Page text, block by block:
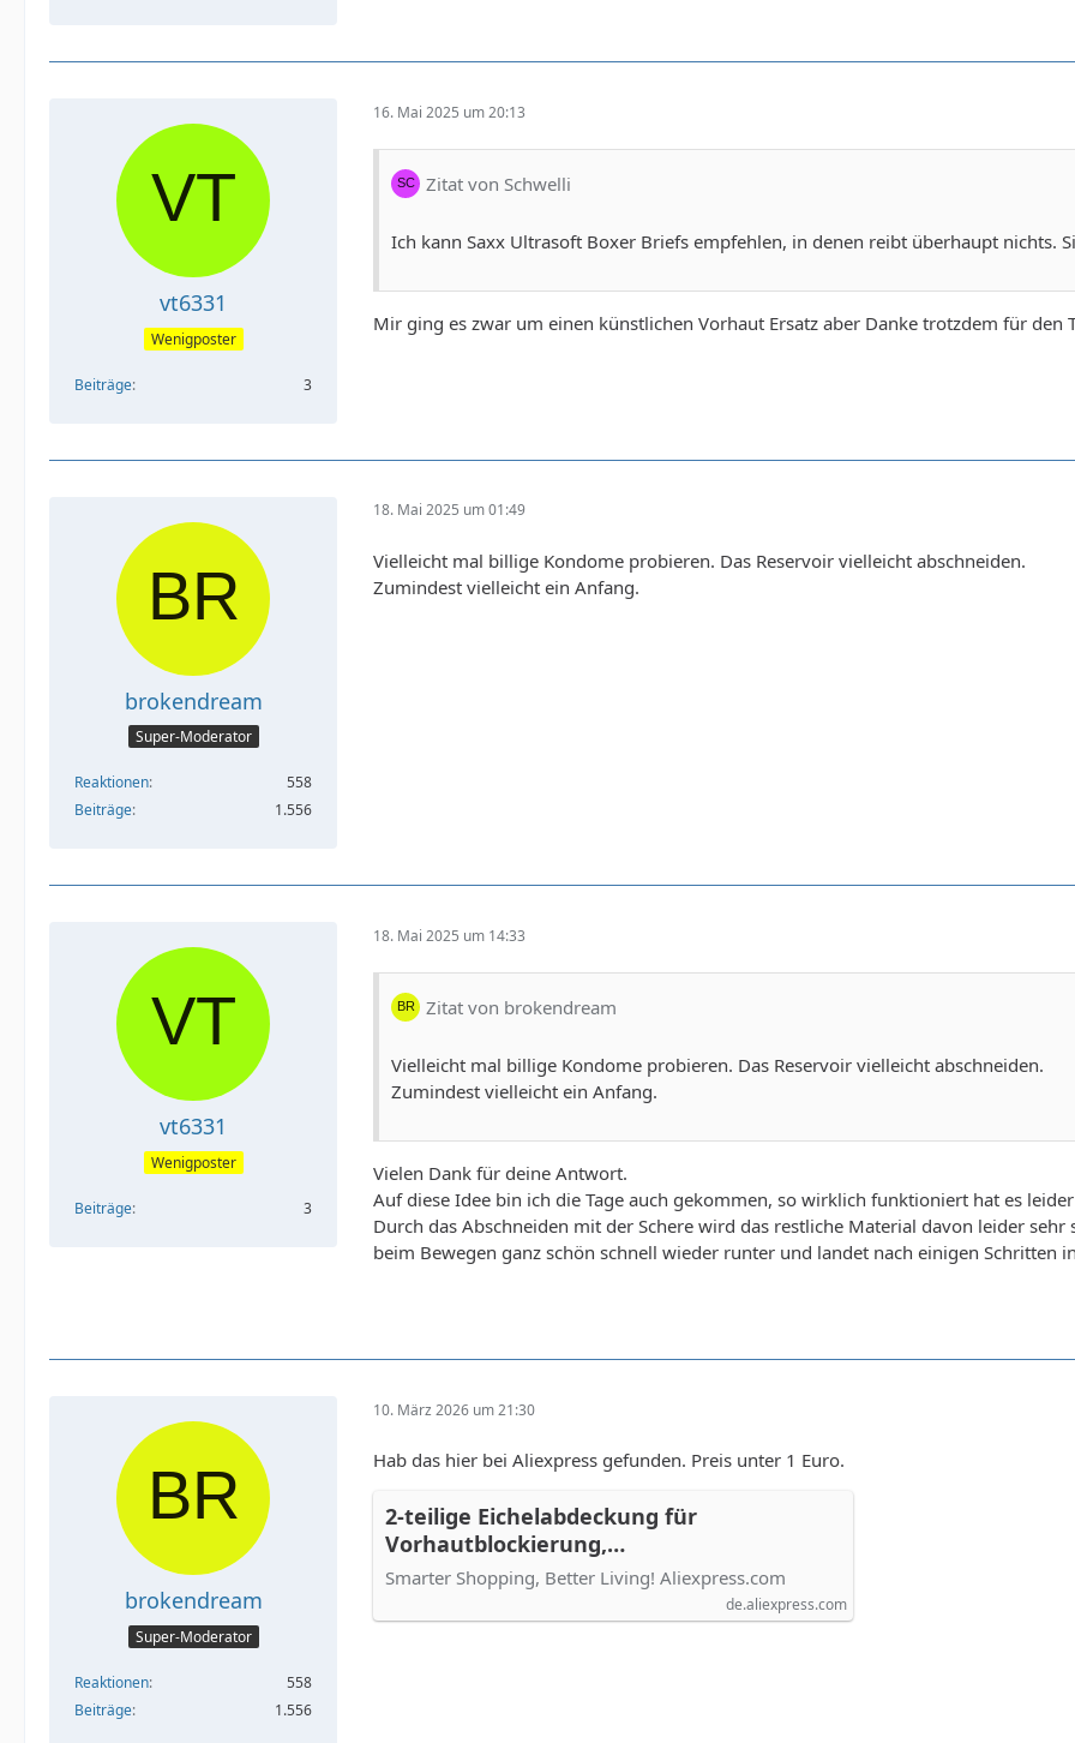
vt6331
Wenigposter
Beiträge 3
16. Mai 2025 um 20:13
Zitat von Schwelli
Ich kann Saxx Ultrasoft Boxer Briefs empfehlen, in denen reibt überhaupt
Mir ging es zwar um einen künstlichen Vorhaut Ersatz aber Danke trotzdem für
brokendream
Super-Moderator
Reaktionen
558
Beiträge
1.556
18. Mai 2025 um 01:49
Vielleicht mal billige Kondome probieren. Das Reservoir vielleicht abschneiden.
Zumindest vielleicht ein Anfang.
vt6331
Wenigposter
Beiträge 3
18. Mai 2025 um 14:33
Zitat von brokendream
Vielleicht mal billige Kondome probieren. Das Reservoir vielleicht abschneiden.
Zumindest vielleicht ein Anfang.
Vielen Dank für deine Antwort.
Auf diese Idee bin ich die Tage auch gekommen, so wirklich funktioniert hat es
Durch das Abschneiden mit der Schere wird das restliche Material davon leider
beim Bewegen ganz schön schnell wieder runter und landet nach einigen Schritten
brokendream
Super-Moderator
Reaktionen
558
Beiträge
1.556
10. März 2026 um 21:30
Hab das hier bei Aliexpress gefunden. Preis unter 1 Euro.
2-teilige Eichelabdeckung für
Vorhautblockierung,
Wolfszahnabdeckung, verdickte
Desensibilisierungsabdeckung aus
weichem Gummi, SM-Sexprodukte für
Smarter Shopping, Better Living! Aliexpress.com
de.aliexpress.com